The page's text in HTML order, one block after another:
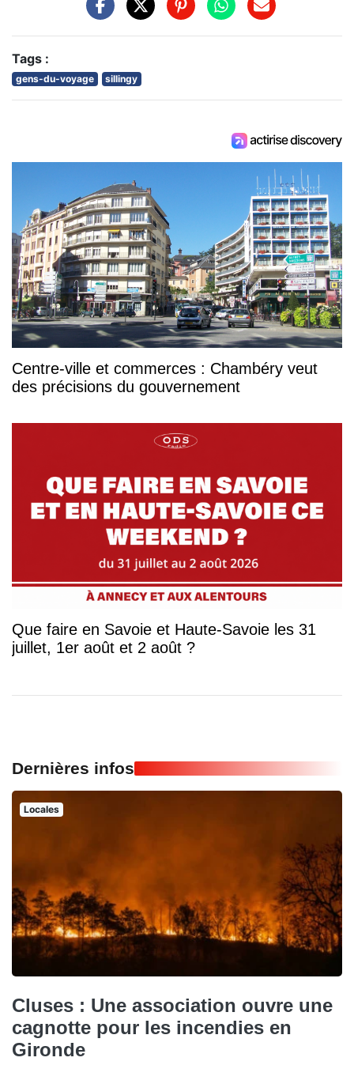
Tags :
gens-du-voyage sillingy
Centre-ville et commerces : Chambéry veut
des précisions du gouvernement
Que faire en Savoie et Haute-Savoie les 31
juillet, 1er août et 2 août ?
Dernières infos
Locales
Cluses : Une association ouvre une
cagnotte pour les incendies en
Gironde